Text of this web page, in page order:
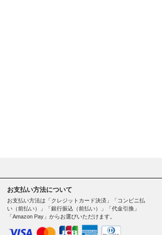
お支払い方法について
お支払い方法は「クレジットカード決済」「コンビニ払
い（前払い）」「銀行振込（前払い）」「代金引換」
「Amazon Pay」からお選びいただけます。